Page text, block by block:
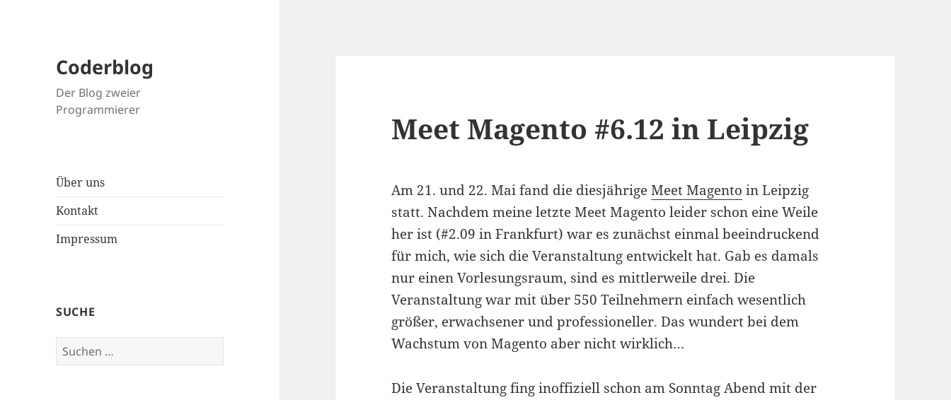
Coderblog
Der Blog zweier
Programmierer
Über uns
Kontakt
Impressum
SUCHE
Suchen
nach:
Meet Magento #6.12 in Leipzig
Am 21. und 22. Mai fand die diesjährigeMeet Magento in Leipzig
statt. Nachdem meine letzte Meet Magento leider schon eine Weile
her ist (#2.09 in Frankfurt) war es zunächst einmal beeindruckend
für mich, wie sich die Veranstaltung entwickelt hat. Gab es damals
nur einen Vorlesungsraum, sind es mittlerweile drei. Die
Veranstaltung war mit über 550 Teilnehmern einfach wesentlich
größer, erwachsener und professioneller. Das wundert bei dem
Wachstum von Magento aber nicht wirklich…
Die Veranstaltung fing inoffiziell schon am Sonntag Abend mit der